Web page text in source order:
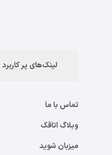
لینک‌های پر کاربرد
تماس با ما
وبلاگ اتاقک
میزبان شوید